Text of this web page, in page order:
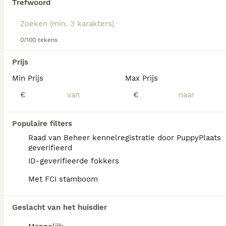
Trefwoord
0/100 tekens
Prijs
Min Prijs
€
Max Prijs
€
Populaire filters
Raad van Beheer kennelregistratie door PuppyPlaats
geverifieerd
ID-geverifieerde fokkers
Met FCI stamboom
Geslacht van het huisdier
Lees onzeDuitse Staande Hond Korthaar
We hebben 0 Duitse Staande Hond Korthaar
Als je toekomstige resultaten wil zien voor deze
exacte zoekopdracht, sla dan je zoekopdracht op en
vind jouw perfecte hond:
Zoekopdracht bewaren
FAQ's
Hoeveel kost een Duitse
Staande Hond Korthaar?
De gemiddelde prijs voor een Duitse